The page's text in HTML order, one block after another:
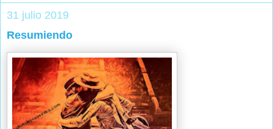
31 julio 2019
Resumiendo